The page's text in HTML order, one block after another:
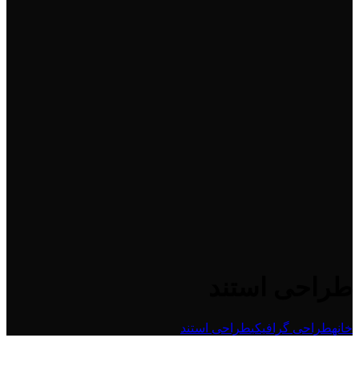
خانهطراحی گرافیکیطراحی استند